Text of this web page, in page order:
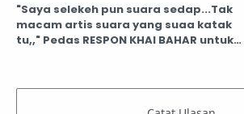
"Saya selekeh pun suara sedap...Tak
macam artis suara yang suaa katak
tu,," Pedas RESPON KHAI BAHAR untuk